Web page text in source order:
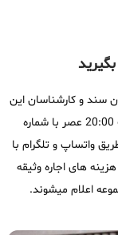
سند و کارشناسان این
مجموعه میتوانید همه روزه از ساعت 8 صبح لغایت 20:00 عصر با شماره
واتساپ و تلگرام با
های اجاره وثیقه
اعلام میشوند.